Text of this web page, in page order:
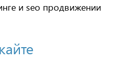
и seo продвижении